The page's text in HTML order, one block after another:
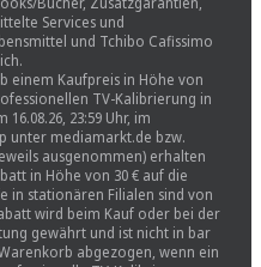
Services und
und Tchibo Cafissimo
einem Kaufpreis in Höhe von
TV-Kalibrierung in
23:59 Uhr, im
unter mediamarkt.de bzw.
ausgenommen) erhalten
in Höhe von 30 € auf die
in stationären Filialen sind von
wird beim Kauf oder bei der
gewährt und ist nicht in bar
abgezogen, wenn ein